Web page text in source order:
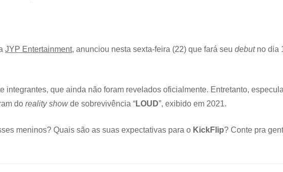
da
data
estreia
JYP Entertainment, anunciou nesta sexta-feira (22) que fará seu debut no dia
integrantes, que ainda não foram revelados oficialmente. Entretanto,
do reality showde sobrevivência “LOUD”, exibido em 2021.
meninos? Quais são as suas expectativas para o KickFlip? Conte pra